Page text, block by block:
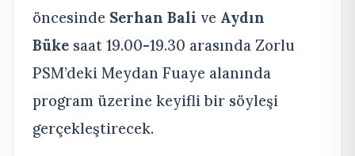
öncesinde Serhan Bali ve Aydın
Büke saat 19.00-19.30 arasında Zorlu
PSM’deki Meydan Fuaye alanında
program üzerine keyifli bir söyleşi
gerçekleştirecek.